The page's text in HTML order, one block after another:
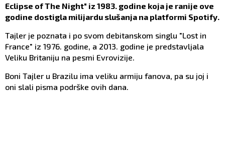
Eclipse of The Night" iz 1983. godine koja je ranije ove
godine dostigla milijardu slušanja na platformi Spotify.
Tajler je poznata i po svom debitanskom singlu "Lost in
France" iz 1976. godine, a 2013. godine je predstavljala
Veliku Britaniju na pesmi Evrovizije.
Boni Tajler u Brazilu ima veliku armiju fanova, pa su joj i
oni slali pisma podrške ovih dana.